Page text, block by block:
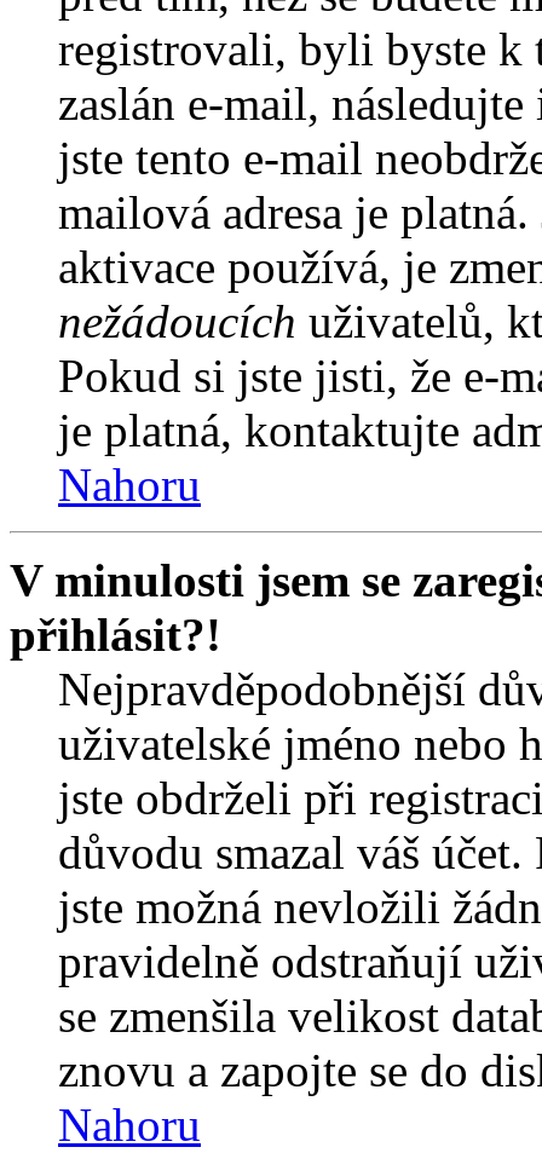
registrovali, byli byste k
zaslán e-mail,
jste tento e-mail
mailová adresa je
aktivace používá, je
nežádoucích uživatelů,
Pokud si jste jisti, že e-
je platná, kontaktujte
Nahoru
V minulosti jsem se
přihlásit?!
Nejpravděpodobnější
uživatelské jméno nebo
jste obdrželi při
důvodu smazal váš
jste možná nevložili
pravidelně odstraňují
se zmenšila velikost
znovu a zapojte se do
Nahoru